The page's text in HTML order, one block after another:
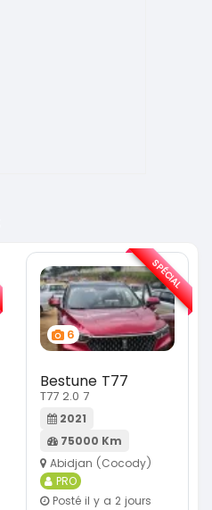
6
Bestune T77
T77 2.0 7
2021
75000 Km
Abidjan (Cocody)
PRO
Posté il y a 2 jours
SPÉCIAL